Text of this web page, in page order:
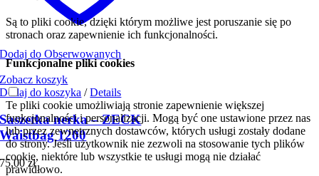
Dodaj do Obserwowanych
Zobacz koszyk
Dodaj do koszyka / Details
Saszetka nerka – ZECK
Waistbag 1200
75,00zł
Są to pliki cookie, dzięki którym możliwe jest poruszanie się po
stronach oraz zapewnienie ich funkcjonalności.
Funkcjonalne pliki cookies
Te pliki cookie umożliwiają stronie zapewnienie większej
funkcjonalności i personalizacji. Mogą być one ustawione przez nas
lub przez zewnętrznych dostawców, których usługi zostały dodane
do strony. Jeśli użytkownik nie zezwoli na stosowanie tych plików
cookie, niektóre lub wszystkie te usługi mogą nie działać
prawidłowo.